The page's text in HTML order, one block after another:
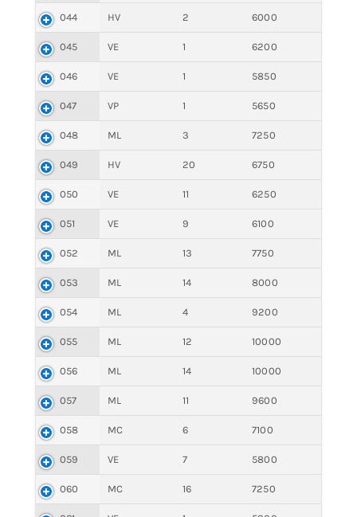
044 HV 2 6000
045 VE 1 6200
046 VE 1 5850
047 VP 1 5650
048 ML 3 7250
049 HV 20 6750
050 VE 11 6250
051 VE 9 6100
052 ML 13 7750
053 ML 14 8000
054 ML 4 9200
055 ML 12 10000
056 ML 14 10000
057 ML 11 9600
058 MC 6 7100
059 VE 7 5800
060 MC 16 7250